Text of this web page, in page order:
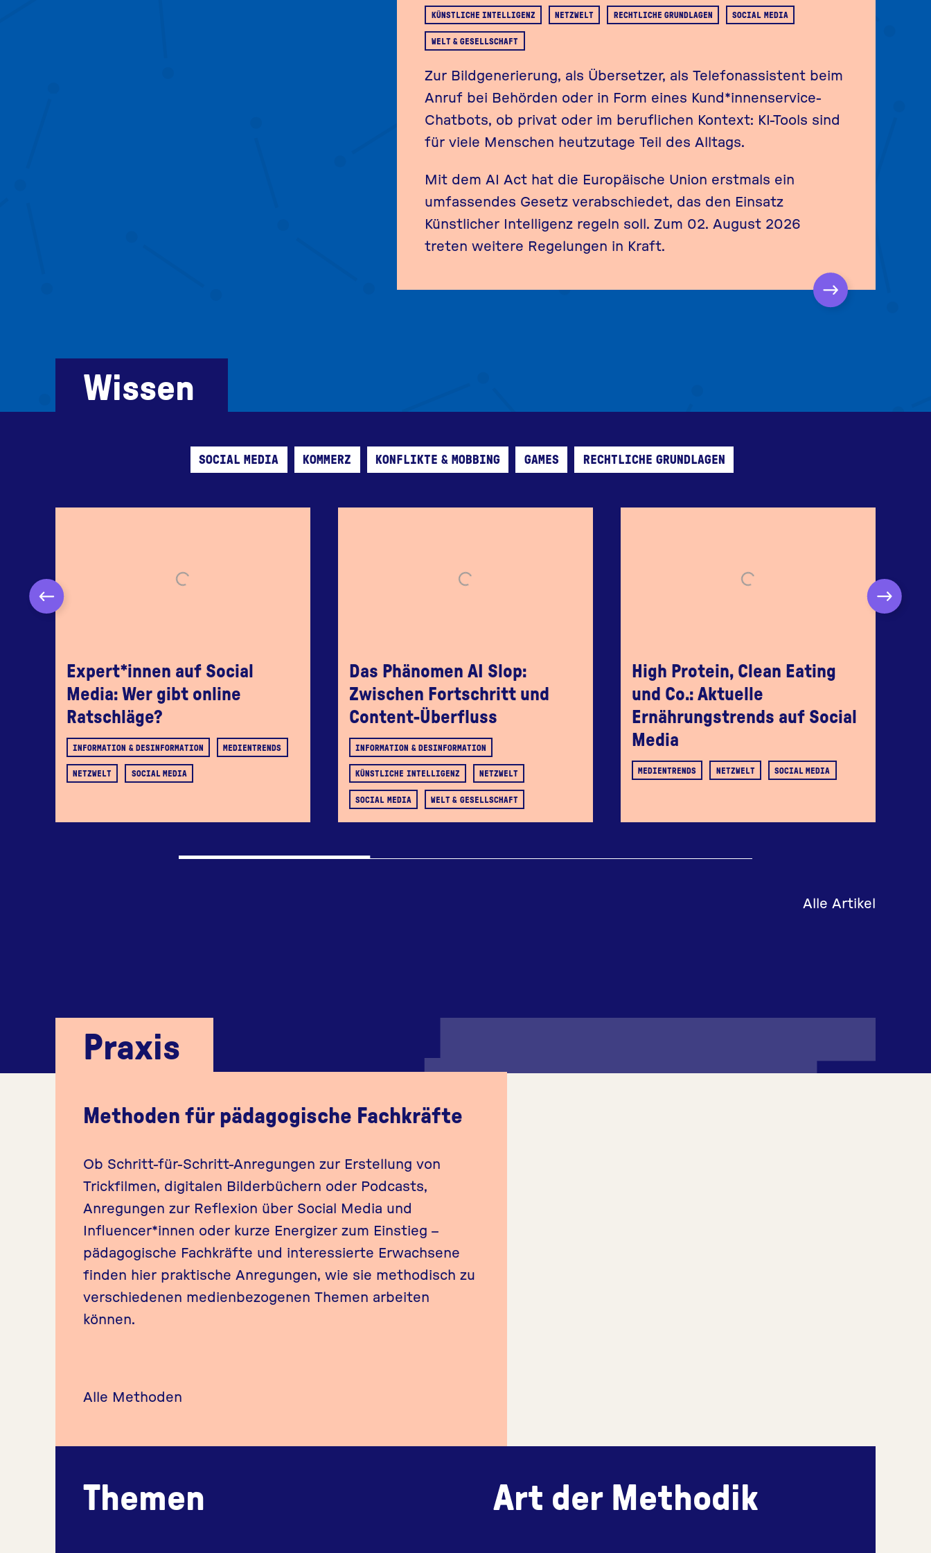
KÜNSTLICHE INTELLIGENZ NETZWELT RECHTLICHE GRUNDLAGEN SOCIAL MEDIA
WELT & GESELLSCHAFT
Zur Bildgenerierung, als Übersetzer, als Telefonassistent beim
Anruf bei Behörden oder in Form eines Kund*innenservice-
Chatbots, ob privat oder im beruflichen Kontext: KI-Tools sind
für viele Menschen heutzutage Teil des Alltags.
Mit dem AI Act hat die Europäische Union erstmals ein
umfassendes Gesetz verabschiedet, das den Einsatz
Künstlicher Intelligenz regeln soll. Zum 02. August 2026
treten weitere Regelungen in Kraft.
DER EU
Wissen
SOCIAL MEDIA KOMMERZ KONFLIKTE & MOBBING GAMES RECHTLICHE GRUNDLAGEN
Expert*innen auf Social
Media: Wer gibt online
Ratschläge?
INFORMATION & DESINFORMATION MEDIENTRENDS
NETZWELT SOCIAL MEDIA
Das Phänomen AI Slop:
Zwischen Fortschritt und
Content-Überfluss
INFORMATION & DESINFORMATION
KÜNSTLICHE INTELLIGENZ NETZWELT
SOCIAL MEDIA WELT & GESELLSCHAFT
High Protein, Clean Eating
und Co.: Aktuelle
Ernährungstrends auf Social
Media
MEDIENTRENDS NETZWELT SOCIAL MEDIA
Alle Artikel
Praxis
Methoden für pädagogische Fachkräfte
Ob Schritt-für-Schritt-Anregungen zur Erstellung von
Trickfilmen, digitalen Bilderbüchern oder Podcasts,
Anregungen zur Reflexion über Social Media und
Influencer*innen oder kurze Energizer zum Einstieg –
pädagogische Fachkräfte und interessierte Erwachsene
finden hier praktische Anregungen, wie sie methodisch zu
verschiedenen medienbezogenen Themen arbeiten
können.
Alle Methoden
Themen Art der Methodik